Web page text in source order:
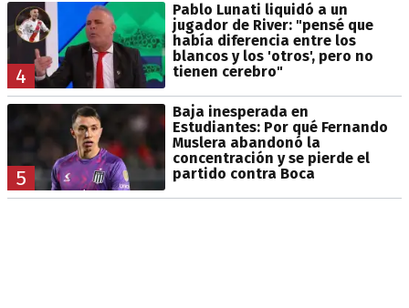
4
Pablo Lunati liquidó a un
jugador de River: "pensé que
había diferencia entre los
blancos y los 'otros', pero no
tienen cerebro"
5
Baja inesperada en
Estudiantes: Por qué Fernando
Muslera abandonó la
concentración y se pierde el
partido contra Boca